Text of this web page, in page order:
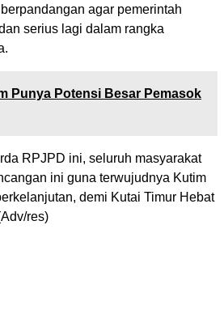
agar pemerintah
serius lagi dalam rangka
Punya Potensi Besar Pemasok
RPJPD ini, seluruh masyarakat
ini guna terwujudnya Kutim
demi Kutai Timur Hebat
res)